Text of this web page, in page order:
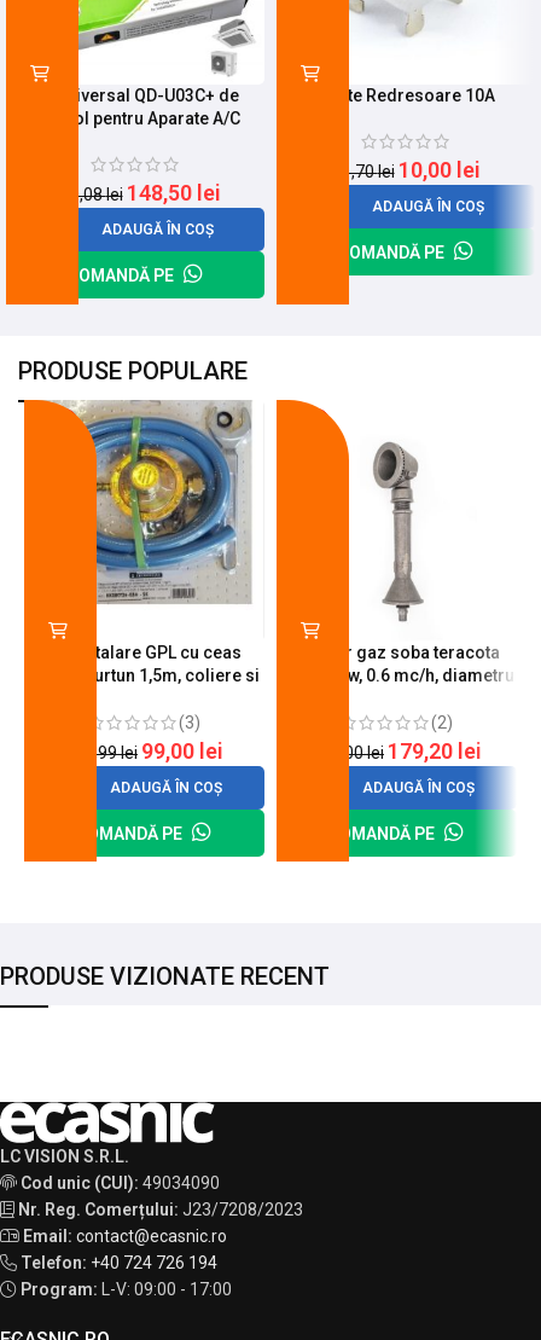
Kit Universal QD-U03C+ de
Control pentru Aparate A/C
190,08lei 148,50 lei
ADAUGĂ ÎN COȘ
COMANDĂ PE
Punte Redresoare 10A
11,70lei 10,00 lei
ADAUGĂ ÎN COȘ
COMANDĂ PE
PRODUSE POPULARE
Kit instalare GPL cu ceas
butelie, furtun 1,5m, coliere si
(3)
120,99lei 99,00 lei
ADAUGĂ ÎN COȘ
COMANDĂ PE
Arzator gaz soba teracota
A600, 6 kw, 0.6 mc/h, diametru
(2)
200,00lei 179,20 lei
ADAUGĂ ÎN COȘ
COMANDĂ PE
PRODUSE VIZIONATE RECENT
LC VISION S.R.L.
Cod unic (CUI): 49034090
Nr. Reg. Comerțului: J23/7208/2023
Email: contact@ecasnic.ro
Telefon: +40 724 726 194
Program: L-V: 09:00 - 17:00